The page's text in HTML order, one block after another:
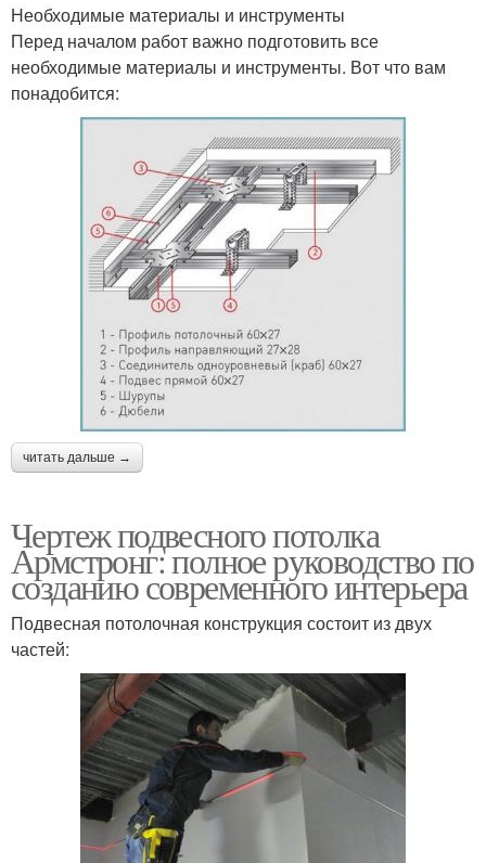
Необходимые материалы и инструменты
Перед началом работ важно подготовить все
необходимые материалы и инструменты. Вот что вам
понадобится:
читать дальше →
Чертеж подвесного потолка
Армстронг: полное руководство по
созданию современного интерьера
Подвесная потолочная конструкция состоит из двух
частей: